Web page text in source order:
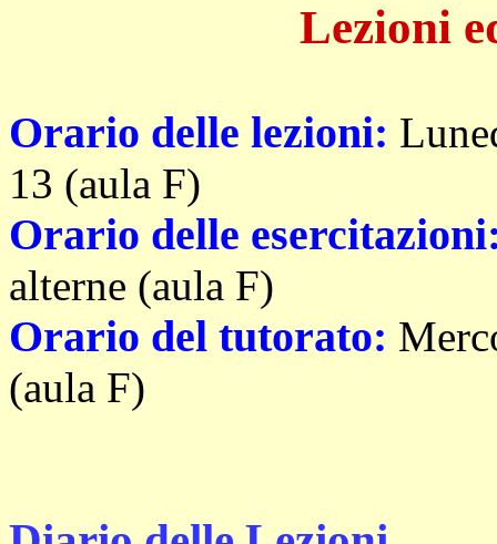
Lezioni
Orario delle lezioni:
13 (aula F)
Orario delle
alterne (aula F)
Orario del tutorato:
(aula F)